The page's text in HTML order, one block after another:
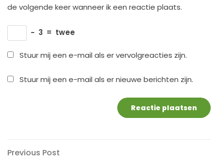
de volgende keer wanneer ik een reactie plaats.
− 3 = twee
Stuur mij een e-mail als er vervolgreacties zijn.
Stuur mij een e-mail als er nieuwe berichten zijn.
Berichtnavigatie
Previous
Previous Post